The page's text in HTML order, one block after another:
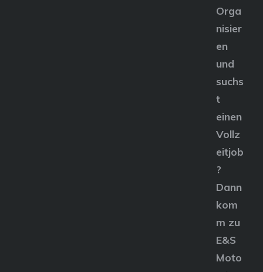
Orga
nisier
en
und
suchs
t
einen
Vollz
eitjob
?
Dann
kom
m zu
E&S
Moto